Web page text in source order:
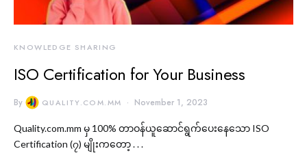
KNOWLEDGE SHARING
ISO Certification for Your Business
By QUALITY.COM.MM November 1, 2023
Quality.com.mm မှ 100% တာဝန်ယူဆောင်ရွက်ပေးနေသော ISO
Certification (၇) မျိုးကတော့ . . .